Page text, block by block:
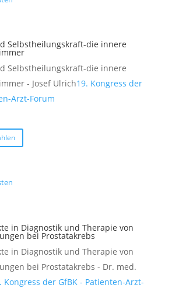
Optionen
können
auf
der
gewählt
Selbstheilungskraft-die innere
Selbstheilungskraft-die innere
- Josef Ulrich19. Kongress der
Arzt-Forum
Dieses
Produkt
Optionen
können
auf
der
in Diagnostik und Therapie von
bei Prostatakrebs
in Diagnostik und Therapie von
bei Prostatakrebs - Dr. med.
Kongress der GfBK - Patienten-Arzt-